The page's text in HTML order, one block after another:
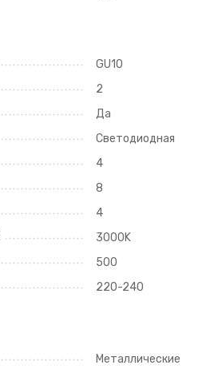
GU10
2
Да
Светодиодная
4
8
4
3000K
500
220-240
Металлические